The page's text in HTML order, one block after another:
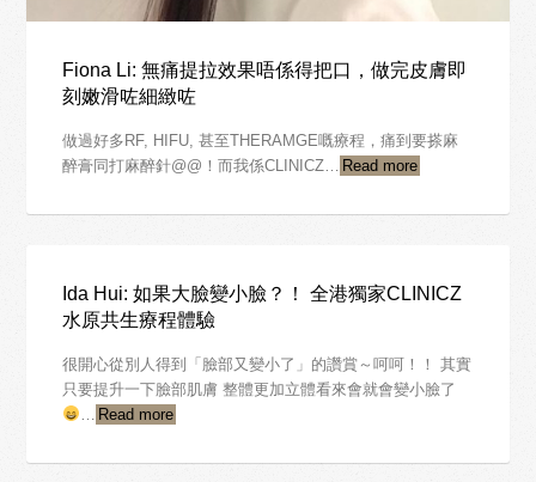
Fiona Li: 無痛提拉效果唔係得把口，做完皮膚即
刻嫩滑咗細緻咗
做過好多RF, HIFU, 甚至THERAMGE嘅療程，痛到要搽麻
醉膏同打麻醉針@@！而我係CLINICZ… Read more
Ida Hui: 如果大臉變小臉？！ 全港獨家CLINICZ
水原共生療程體驗
很開心從別人得到「臉部又變小了」的讚賞～呵呵！！ 其實
只要提升一下臉部肌膚 整體更加立體看來會就會變小臉了
Read more